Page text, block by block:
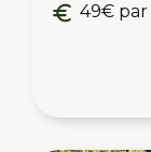
49€